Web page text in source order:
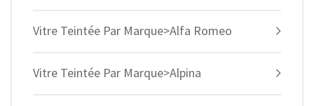
Vitre Teintée Par Marque>Alfa Romeo
Vitre Teintée Par Marque>Alpina